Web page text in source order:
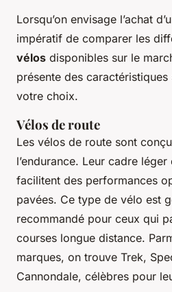
Lorsqu’on envisage l’achat
impératif de comparer les
vélos disponibles sur le
présente des
votre choix.
Vélos de route
Les vélos de route sont
l’endurance. Leur cadre
facilitent des performances
pavées. Ce type de vélo est
recommandé pour ceux qui
courses longue distance.
marques, on trouve Trek,
Cannondale, célèbres pour